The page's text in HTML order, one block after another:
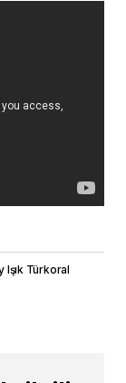
Işık Türkoral